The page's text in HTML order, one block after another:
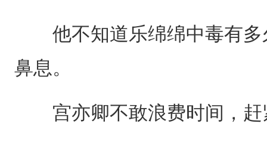
他不知道乐绵绵中毒有多
鼻息。
宫亦卿不敢浪费时间，赶